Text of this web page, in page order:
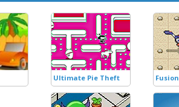
Ultimate Pie Theft